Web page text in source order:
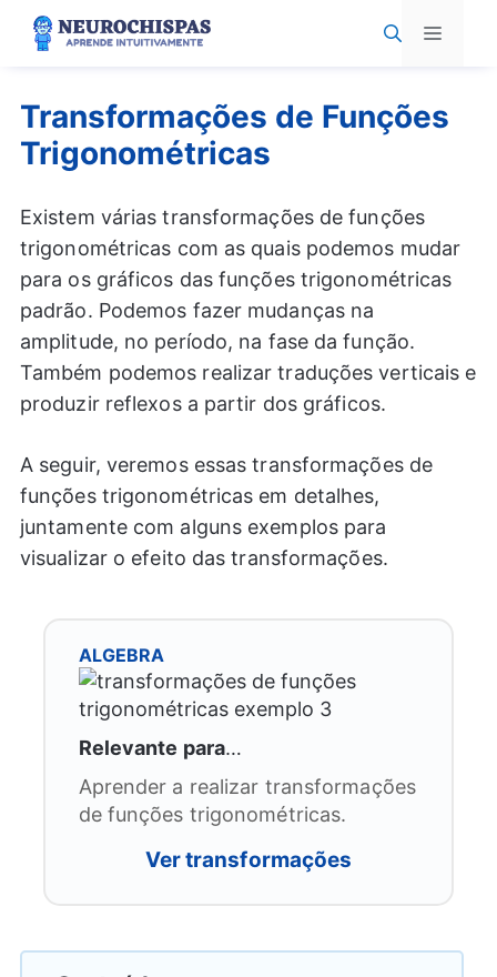
Pular
para
Menu
Transformações de Funções
Trigonométricas
Existem várias transformações de funções
trigonométricas com as quais podemos mudar
para os gráficos das funções trigonométricas
padrão. Podemos fazer mudanças na
amplitude, no período, na fase da função.
Também podemos realizar traduções verticais e
produzir reflexos a partir dos gráficos.
A seguir, veremos essas transformações de
funções trigonométricas em detalhes,
juntamente com alguns exemplos para
visualizar o efeito das transformações.
ALGEBRA
Relevante para…
Aprender a realizar transformações
de funções trigonométricas.
Ver transformações